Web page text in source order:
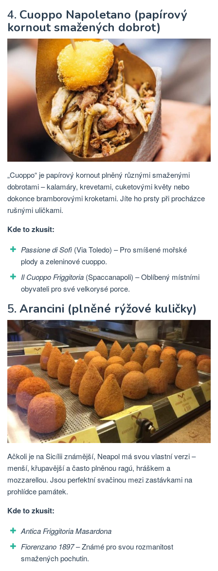
4. Cuoppo Napoletano (papírový
kornout smažených dobrot)
„Cuoppo“ je papírový kornout plněný různými smaženými
dobrotami – kalamáry, krevetami, cuketovými květy nebo
dokonce bramborovými kroketami. Jíte ho prsty při procházce
rušnými uličkami.
Kde to zkusit:
Passione di Sofì (Via Toledo) – Pro smíšené mořské
plody a zeleninové cuoppo.
Il Cuoppo Friggitoria (Spaccanapoli) – Oblíbený místními
obyvateli pro své velkorysé porce.
5. Arancini (plněné rýžové kuličky)
Ačkoli je na Sicílii známější, Neapol má svou vlastní verzi –
menší, křupavější a často plněnou ragú, hráškem a
mozzarellou. Jsou perfektní svačinou mezi zastávkami na
prohlídce památek.
Kde to zkusit:
Antica Friggitoria Masardona
Fiorenzano 1897– Známé pro svou rozmanitost
smažených pochutin.